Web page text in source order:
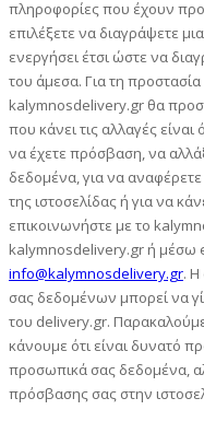
πληροφορίες που έχουν
επιλέξετε να διαγράψετε
ενεργήσει έτσι ώστε να
του άμεσα. Για τη
kalymnosdelivery.gr θα
που κάνει τις αλλαγές
να έχετε πρόσβαση, να
δεδομένα, για να
της ιστοσελίδας ή για να
επικοινωνήστε με το
kalymnosdelivery.gr ή μέσω
info@kalymnosdelivery.gr.
σας δεδομένων μπορεί να
του delivery.gr.
κάνουμε ότι είναι δυνατό
προσωπικά σας δεδομένα,
πρόσβασης σας στην